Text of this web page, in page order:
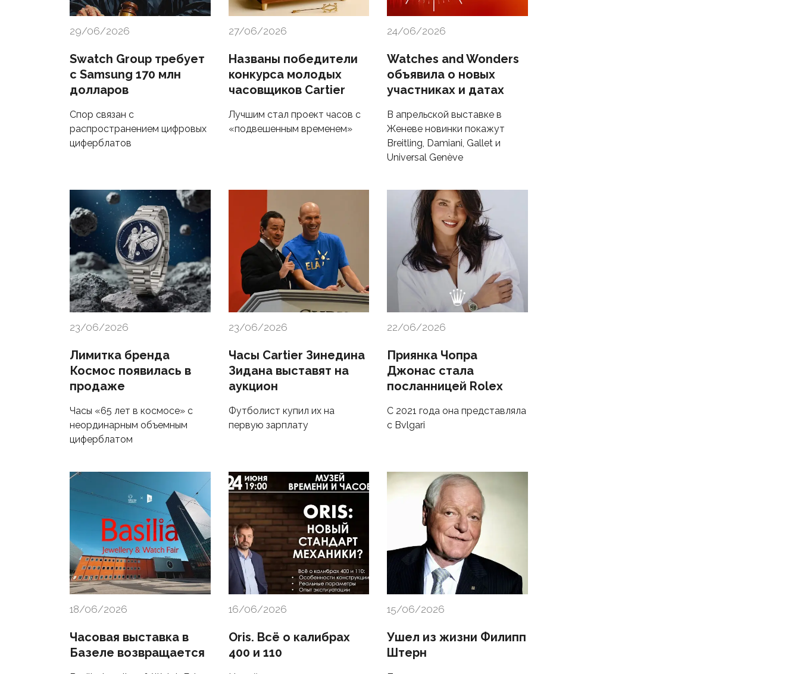
29/06/2026
Swatch Group требует
с Samsung 170 млн
долларов
Спор связан с
распространением цифровых
циферблатов
27/06/2026
Названы победители
конкурса молодых
часовщиков Cartier
Лучшим стал проект часов с
«подвешенным временем»
24/06/2026
Watches and Wonders
объявила о новых
участниках и датах
В апрельской выставке в
Женеве новинки покажут
Breitling, Damiani, Gallet и
Universal Genève
23/06/2026
Лимитка бренда
Космос появилась в
продаже
Часы «65 лет в космосе» с
неординарным объемным
циферблатом
23/06/2026
Часы Cartier Зинедина
Зидана выставят на
аукцион
Футболист купил их на
первую зарплату
22/06/2026
Приянка Чопра
Джонас стала
посланницей Rolex
С 2021 года она представляла
с Bvlgari
18/06/2026
Часовая выставка в
Базеле возвращается
16/06/2026
Oris. Всё о калибрах
400 и 110
15/06/2026
Ушел из жизни Филипп
Штерн